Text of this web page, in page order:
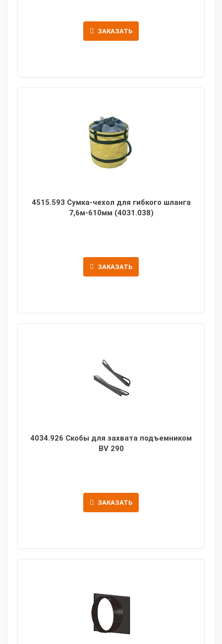
ЗАКАЗАТЬ
4515.593 Сумка-чехол для гибкого шланга
7,6м-610мм (4031.038)
ЗАКАЗАТЬ
4034.926 Скобы для захвата подъемником
BV 290
ЗАКАЗАТЬ